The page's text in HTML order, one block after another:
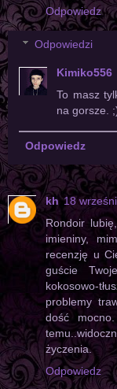
Odpowiedz
Odpowiedzi
Kimiko556
To masz
na gorsze.
Odpowiedz
kh 18
Rondoir
imieniny,
recenzję u
guście
kokosowo-
problemy
dość
życzenia.
Odpowiedz